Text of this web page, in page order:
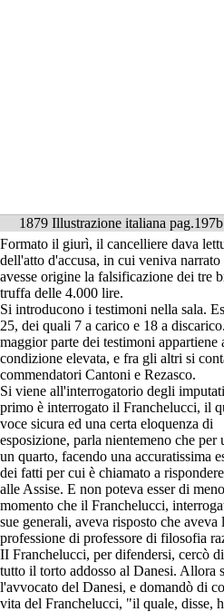
1879 Illustrazione italiana pag.197b
Formato il giurì, il cancelliere dava
dell'atto d'accusa, in cui veniva narrato
avesse origine la falsificazione dei tre
truffa delle 4.000 lire.
Si introducono i testimoni nella sala.
25, dei quali 7 a carico e 18 a
maggior parte dei testimoni appartiene
condizione elevata, e fra gli altri si
commendatori Cantoni e Rezasco.
Si viene all'interrogatorio degli
primo è interrogato il Franchelucci, il
voce sicura ed una certa eloquenza di
esposizione, parla nientemeno che per
un quarto, facendo una accuratissima
dei fatti per cui è chiamato a
alle Assise. E non poteva esser di
momento che il Franchelucci,
sue generali, aveva risposto che aveva
professione di professore di filosofia
II Franchelucci, per difendersi, cercò
tutto il torto addosso al Danesi. Allora
l'avvocato del Danesi, e domandò di
vita del Franchelucci, "il quale, disse,